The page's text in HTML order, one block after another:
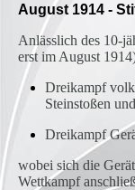
August 1914 -
Anlässlich des 10-
erst im August
Dreikampf
Steinstoßen
Dreikampf
wobei sich die
Wettkampf